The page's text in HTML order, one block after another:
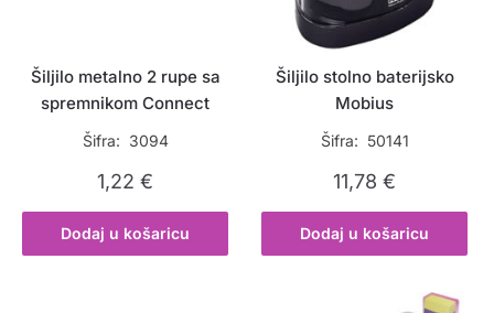
Šiljilo metalno 2 rupe sa
spremnikom Connect
Šifra: 3094
1,22€
Dodaj u košaricu
Šiljilo stolno baterijsko
Mobius
Šifra: 50141
11,78€
Dodaj u košaricu